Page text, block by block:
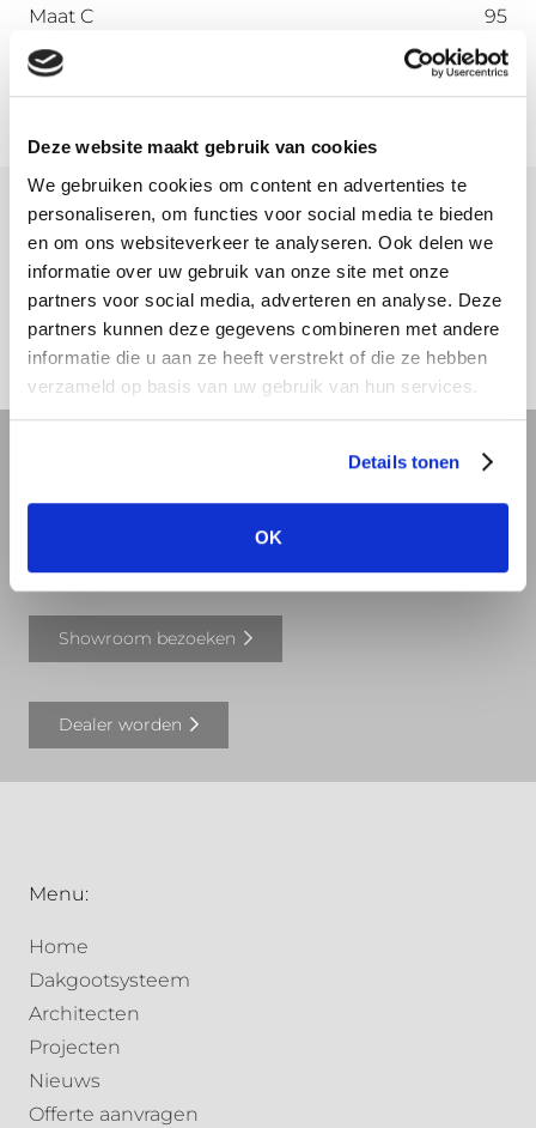
Deze website maakt gebruik van cookies
We gebruiken cookies om content en advertenties te
personaliseren, om functies voor social media te bieden
en om ons websiteverkeer te analyseren. Ook delen we
informatie over uw gebruik van onze site met onze
partners voor social media, adverteren en analyse. Deze
partners kunnen deze gegevens combineren met andere
informatie die u aan ze heeft verstrekt of die ze hebben
verzameld op basis van uw gebruik van hun services.
Details tonen
OK
Maat C
95
Maat D
82
Meer informatie
Download hier onze montagehandleiding
Showroom bezoeken
Dealer worden
Menu:
Home
Dakgootsysteem
Architecten
Projecten
Nieuws
Offerte aanvragen